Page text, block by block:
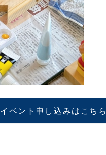
イベント申し込みはこちら